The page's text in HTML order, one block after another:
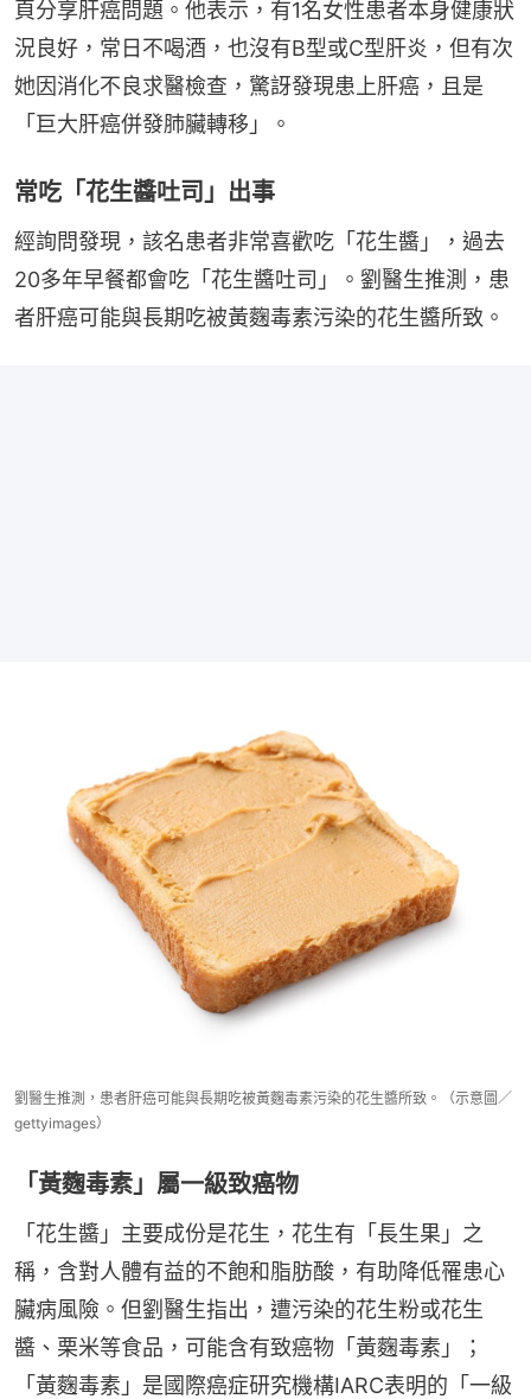
頁分享肝癌問題。他表示，有1名女性患者本身健康狀
況良好，常日不喝酒，也沒有B型或C型肝炎，但有次
她因消化不良求醫檢查，驚訝發現患上肝癌，且是
「巨大肝癌併發肺臟轉移」。
常吃「花生醬吐司」出事
經詢問發現，該名患者非常喜歡吃「花生醬」，過去
20多年早餐都會吃「花生醬吐司」。劉醫生推測，患
者肝癌可能與長期吃被黃麴毒素污染的花生醬所致。
劉醫生推測，患者肝癌可能與長期吃被黃麴毒素污染的花生醬所致。（示意圖／
gettyimages）
「黃麴毒素」屬一級致癌物
「花生醬」主要成份是花生，花生有「長生果」之
稱，含對人體有益的不飽和脂肪酸，有助降低罹患心
臟病風險。但劉醫生指出，遭污染的花生粉或花生
醬、栗米等食品，可能含有致癌物「黃麴毒素」；
「黃麴毒素」是國際癌症研究機構IARC表明的「一級